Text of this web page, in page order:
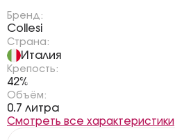
Бренд:
Collesi
Страна:
Италия
Крепость:
42%
Объём:
0.7 литра
Смотреть все характеристики